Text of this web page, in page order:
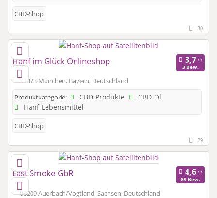
CBD-Shop
30
Hanf im Glück Onlineshop
3 Bew.
81373 München, Bayern, Deutschland
Produktkategorie:
CBD-Produkte
CBD-Öl
Hanf-Lebensmittel
CBD-Shop
29
East Smoke GbR
89 Bew.
08209 Auerbach/Vogtland, Sachsen, Deutschland